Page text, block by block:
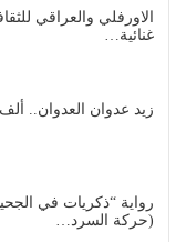
الاورفلي والعراقي
غنائية…
زيد عدوان العدوان..
رواية “ذكريات في
(حركة السرد…